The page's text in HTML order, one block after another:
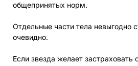
общепринятых норм.
Отдельные части тела невыгодно
очевидно.
Если звезда желает застраховать